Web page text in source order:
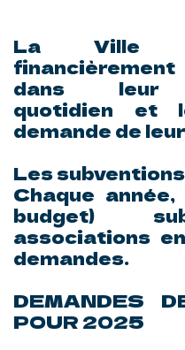
La Ville
dans leur
quotidien et
demande de
Les
Chaque
budget)
associations
demandes.
DEMANDES
POUR 2025